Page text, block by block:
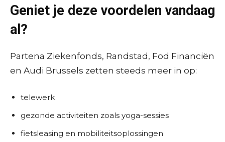
Geniet je deze voordelen vandaag
al?
Partena Ziekenfonds, Randstad, Fod Financiën
en Audi Brussels zetten steeds meer in op:
telewerk
gezonde activiteiten zoals yoga-sessies
fietsleasing en mobiliteitsoplossingen